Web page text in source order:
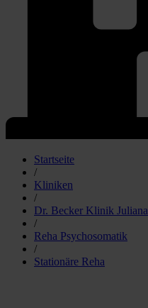
Startseite
/
Kliniken
/
Dr. Becker Klinik Juliana
/
Reha Psychosomatik
/
Stationäre Reha